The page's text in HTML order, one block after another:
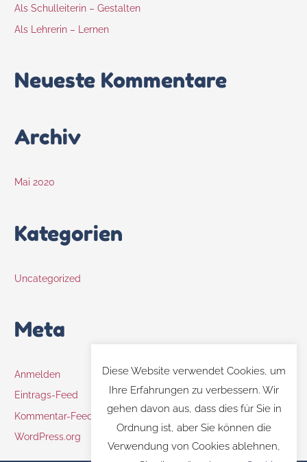
Als Schulleiterin – Gestalten
Als Lehrerin – Lernen
Neueste Kommentare
Archiv
Mai 2020
Kategorien
Uncategorized
Meta
Anmelden
Eintrags-Feed
Kommentar-Feed
WordPress.org
Diese Website verwendet Cookies, um
Ihre Erfahrungen zu verbessern. Wir
gehen davon aus, dass dies für Sie in
Ordnung ist, aber Sie können die
Verwendung von Cookies ablehnen,